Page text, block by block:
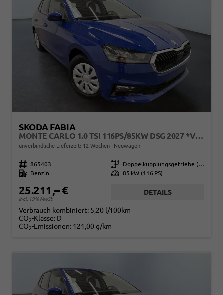
SKODA FABIA
MONTE CARLO 1.0 TSI 116PS/85KW DSG 2027 *VOLL-LED+SPORTSITZE*
unverbindliche Lieferzeit: 12 Wochen Neuwagen
Fahrzeugnr. 865403 Getriebe
Doppelkupplungsgetriebe (DSG)
Kraftstoff
Benzin Leistung 85 kW (116 PS)
25.211,– €
incl. 19% MwSt.
DETAILS
Verbrauch kombiniert: 5,20 l/100km
CO2-Klasse: D
CO2-Emissionen: 121,00 g/km